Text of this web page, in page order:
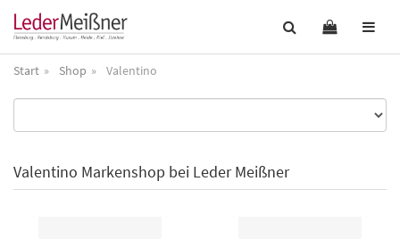
Start Shop Valentino
Valentino Markenshop bei Leder Meißner